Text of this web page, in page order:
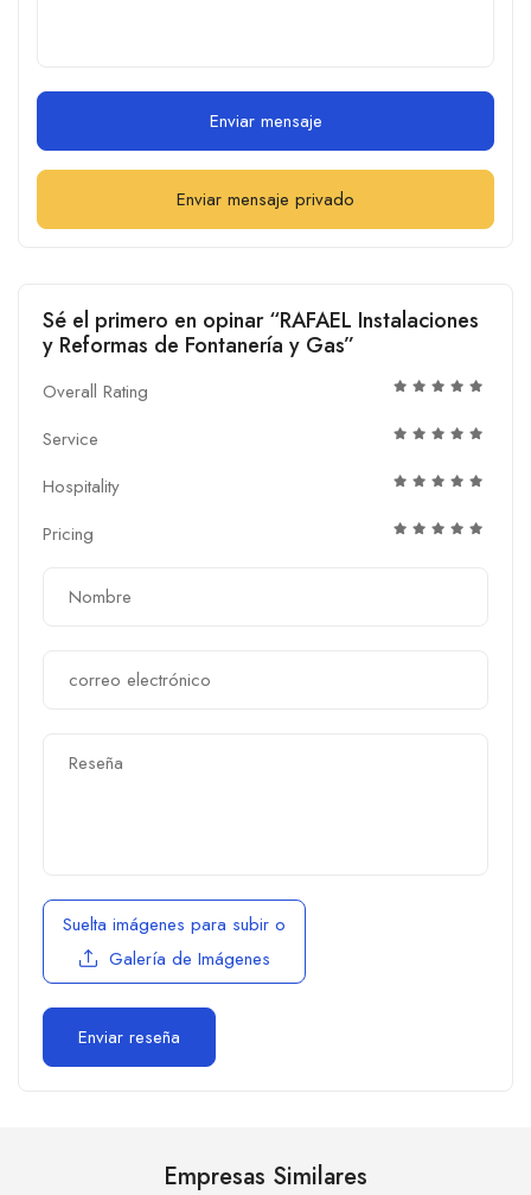
Enviar mensaje
Enviar mensaje privado
Sé el primero en opinar “RAFAEL Instalaciones
y Reformas de Fontanería y Gas”
Overall Rating
Service
Hospitality
Pricing
Suelta imágenes para subir o
Galería de Imágenes
Empresas Similares